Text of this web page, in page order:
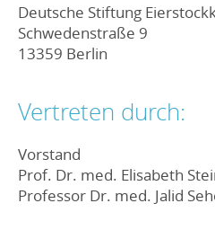
Deutsche Stiftung
Schwedenstraße 9
13359 Berlin
Vertreten durch:
Vorstand
Prof. Dr. med. Elisabeth
Professor Dr. med. Jalid